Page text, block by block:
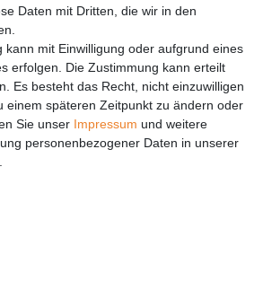
Daten mit Dritten, die wir in den
kann mit Einwilligung oder aufgrund eines
erfolgen. Die Zustimmung kann erteilt
Es besteht das Recht, nicht einzuwilligen
einem späteren Zeitpunkt zu ändern oder
Sie unser Impressum und weitere
personenbezogener Daten in unserer